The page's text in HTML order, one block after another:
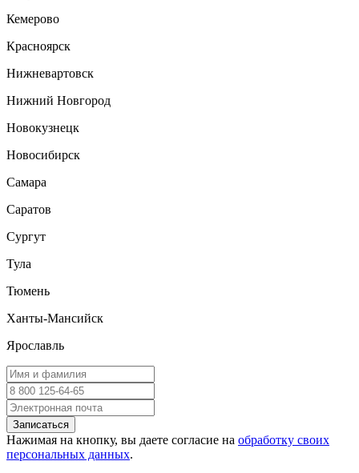
Кемерово
Красноярск
Нижневартовск
Нижний Новгород
Новокузнецк
Новосибирск
Самара
Саратов
Сургут
Тула
Тюмень
Ханты-Мансийск
Ярославль
Записаться
Нажимая на кнопку, вы даете согласие на обработку своих
персональных данных.